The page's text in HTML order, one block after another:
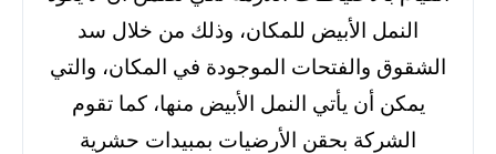
النمل الأبيض للمكان، وذلك من خلال سد
الشقوق والفتحات الموجودة في المكان، والتي
يمكن أن يأتي النمل الأبيض منها، كما تقوم
الشركة بحقن الأرضيات بمبيدات حشرية